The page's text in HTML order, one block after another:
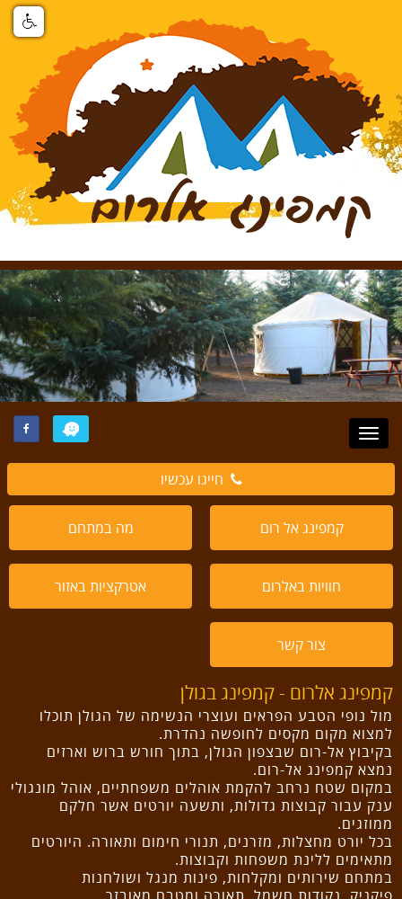
חייגו עכשיו
קמפינג אל רום מה במתחם
חוויות באלרום אטרקציות באזור
צור קשר
קמפינג אלרום - קמפינג בגולן
מול נופי הטבע הפראים ועוצרי הנשימה של הגולן תוכלו
למצוא מקום מקסים לחופשה נהדרת.
בקיבוץ אל-רום שבצפון הגולן, בתוך חורש ברוש וארזים
נמצא קמפינג אל-רום.
במקום שטח נרחב להקמת אוהלים משפחתיים, אוהל מונגולי
ענק עבור קבוצות גדולות, ותשעה יורטים אשר חלקם
ממוזגים.
בכל יורט מחצלות, מזרנים, תנורי חימום ותאורה. היורטים
מתאימים ללינת משפחות וקבוצות.
במתחם שירותים ומקלחות, פינות מנגל ושולחנות